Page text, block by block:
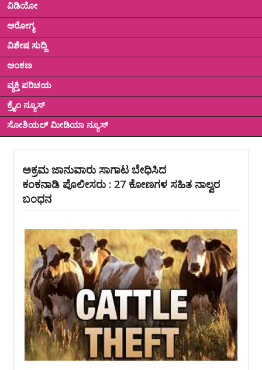
ವಿಡಿಯೋ
ಅರೋಗ್ಯ
ವಿಶೇಷ ಸುದ್ದಿ
ಅಂಕಣ
ವ್ಯಕ್ತಿ ಪರಿಚಯ
ಕ್ರೈಂ ನ್ಯೂಸ್
ಸೋಶಿಯಲ್ ಮೀಡಿಯಾ ನ್ಯೂಸ್
ಅಕ್ರಮ ಜಾನುವಾರು ಸಾಗಾಟ ಬೇಧಿಸಿದ
ಕಂಕನಾಡಿ ಪೊಲೀಸರು : 27 ಕೋಣಗಳ ಸಹಿತ ನಾಲ್ವರ
ಬಂಧನ